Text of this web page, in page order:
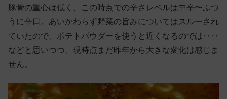
豚骨の重心は低く、この時点での辛さレベルは中辛〜ふつ
うに辛口。あいかわらず野菜の旨みについてはスルーされ
ていたので、ポテトパウダーを使うと近くなるのでは‥‥
などと思いつつ、現時点まだ昨年から大きな変化は感じま
せん。